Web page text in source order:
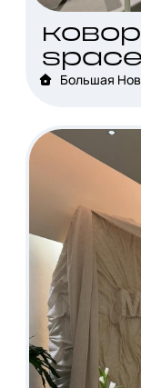
space
Большая